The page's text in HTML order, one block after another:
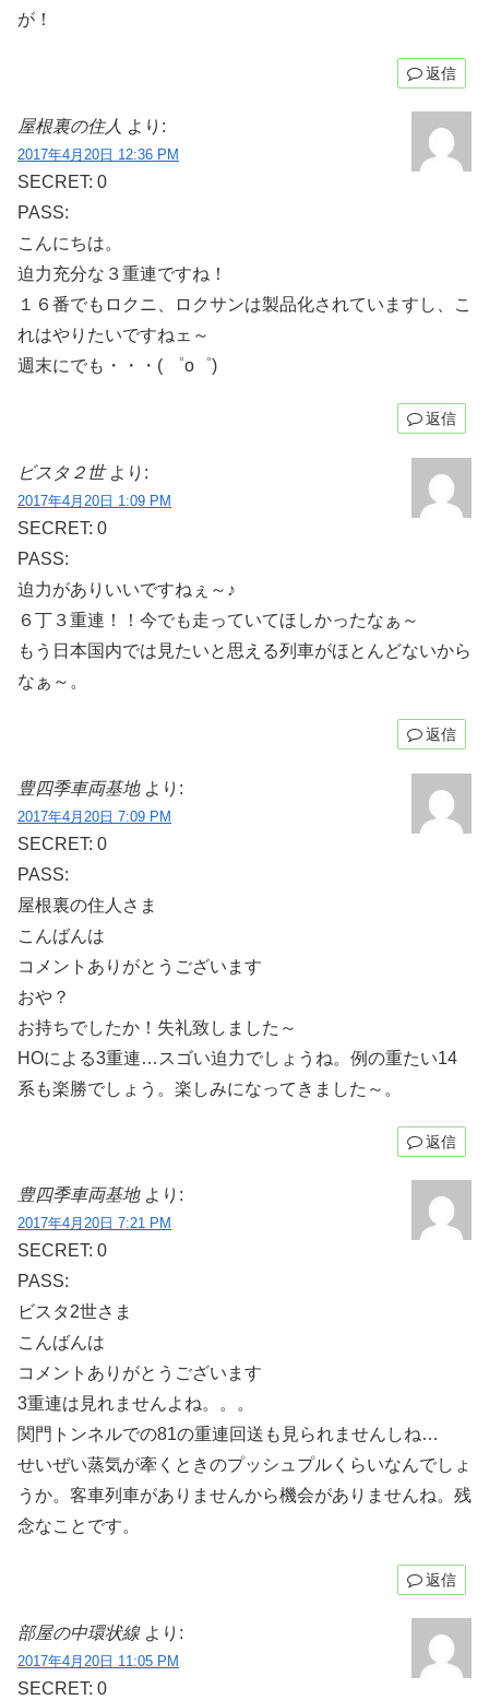
が！
返信
屋根裏の住人 より:
2017年4月20日 12:36 PM
SECRET: 0
PASS:
こんにちは。
迫力充分な３重連ですね！
１６番でもロクニ、ロクサンは製品化されていますし、こ
れはやりたいですねェ～
週末にでも・・・( ゜o゜)
返信
ビスタ２世 より:
2017年4月20日 1:09 PM
SECRET: 0
PASS:
迫力がありいいですねぇ～♪
６丁３重連！！今でも走っていてほしかったなぁ～
もう日本国内では見たいと思える列車がほとんどないから
なぁ～。
返信
豊四季車両基地 より:
2017年4月20日 7:09 PM
SECRET: 0
PASS:
屋根裏の住人さま
こんばんは
コメントありがとうございます
おや？
お持ちでしたか！失礼致しました～
HOによる3重連…スゴい迫力でしょうね。例の重たい14
系も楽勝でしょう。楽しみになってきました～。
返信
豊四季車両基地 より:
2017年4月20日 7:21 PM
SECRET: 0
PASS:
ビスタ2世さま
こんばんは
コメントありがとうございます
3重連は見れませんよね。。。
関門トンネルでの81の重連回送も見られませんしね…
せいぜい蒸気が牽くときのプッシュプルくらいなんでしょ
うか。客車列車がありませんから機会がありませんね。残
念なことです。
返信
部屋の中環状線 より:
2017年4月20日 11:05 PM
SECRET: 0